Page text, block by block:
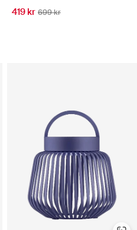
419 kr 699 kr